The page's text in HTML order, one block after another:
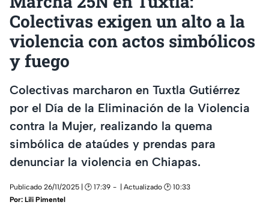
Colectivas exigen un alto a la
violencia con actos simbólicos
y fuego
Colectivas marcharon en Tuxtla Gutiérrez
por el Día de la Eliminación de la Violencia
contra la Mujer, realizando la quema
simbólica de ataúdes y prendas para
denunciar la violencia en Chiapas.
Publicado 26/11/2025 | 🕑 17:39
| Actualizado 🕑 10:33
Por: Lili Pimentel